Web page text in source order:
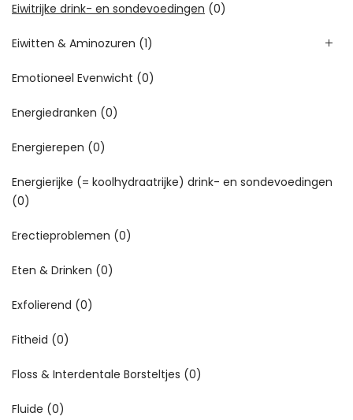
Eiwitrijke drink- en sondevoedingen (0)
Eiwitten & Aminozuren (1)
Emotioneel Evenwicht (0)
Energiedranken (0)
Energierepen (0)
Energierijke (= koolhydraatrijke) drink- en sondevoedingen
(0)
Erectieproblemen (0)
Eten & Drinken (0)
Exfolierend (0)
Fitheid (0)
Floss & Interdentale Borsteltjes (0)
Fluide (0)